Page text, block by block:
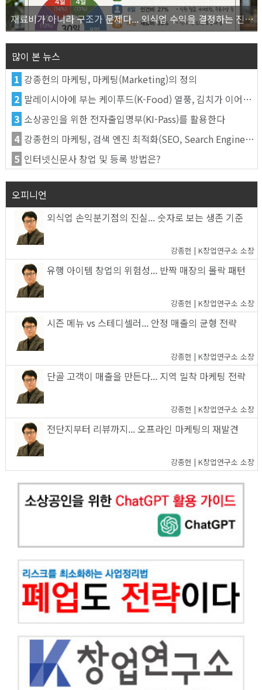
재료비가 아니라 구조가 문제다... 외식업 수익을 결정하는 진짜 숫자의 비밀
많이 본 뉴스
1 강종헌의 마케팅, 마케팅(Marketing)의 정의
2 말레이시아에 부는 케이푸드(K-Food) 열풍, 김치가 이어간다
3 소상공인을 위한 전자출입명부(KI-Pass)를 활용한다
4 강종헌의 마케팅, 검색 엔진 최적화(SEO, Search Engine Optimization)란
5 인터넷신문사 창업 및 등록 방법은?
오피니언
외식업 손익분기점의 진실... 숫자로 보는 생존 기준
강종헌 | K창업연구소 소장
유행 아이템 창업의 위험성... 반짝 매장의 몰락 패턴
강종헌 | K창업연구소 소장
시즌 메뉴 vs 스테디셀러... 안정 매출의 균형 전략
강종헌 | K창업연구소 소장
단골 고객이 매출을 만든다... 지역 밀착 마케팅 전략
강종헌 | K창업연구소 소장
전단지부터 리뷰까지... 오프라인 마케팅의 재발견
강종헌 | K창업연구소 소장